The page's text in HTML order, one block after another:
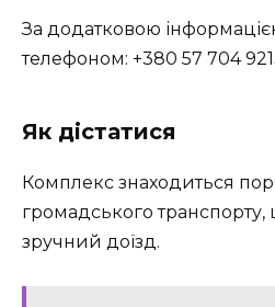
За додатковою
телефоном: +380 57 704
Як дістатися
Комплекс знаходиться
громадського транспорту,
зручний доїзд.